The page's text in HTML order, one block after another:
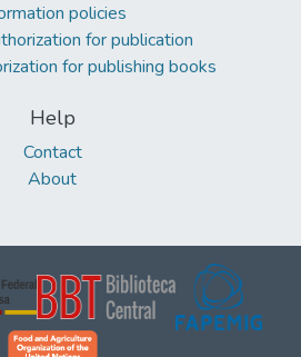
policies
for publication
for publishing books
Help
Contact
About